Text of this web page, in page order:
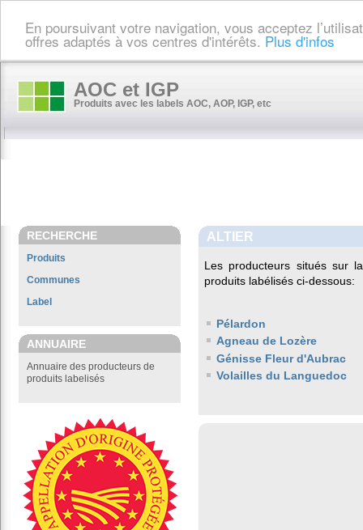
En poursuivant votre navigation, vous acceptez
offres adaptés à vos centres d'intérêts. Plus d'infos
AOC et IGP
Produits avec les labels AOC, AOP, IGP, etc
RECHERCHE
Produits
Communes
Label
ANNUAIRE
Annuaire des producteurs de
produits labelisés
ALTIER
Les producteurs situés sur
produits labélisés ci-dessous:
Pélardon
Agneau de Lozère
Génisse Fleur d'Aubrac
Volailles du Languedoc